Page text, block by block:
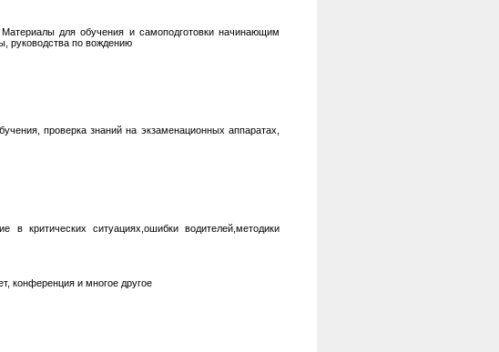
Материалы для обучения и самоподготовки начинающим
руководства по вождению
проверка знаний на экзаменационных аппаратах,
критических ситуациях,ошибки водителей,методики
конференция и многое другое